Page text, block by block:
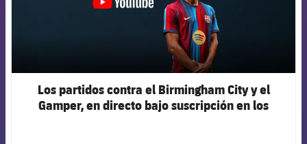
Los partidos contra el Birmingham City y el
Gamper, en directo bajo suscripción en los